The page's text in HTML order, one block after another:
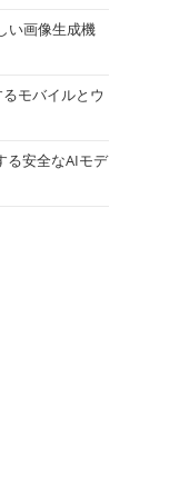
い画像生成機
モバイルとウ
る安全なAIモデ